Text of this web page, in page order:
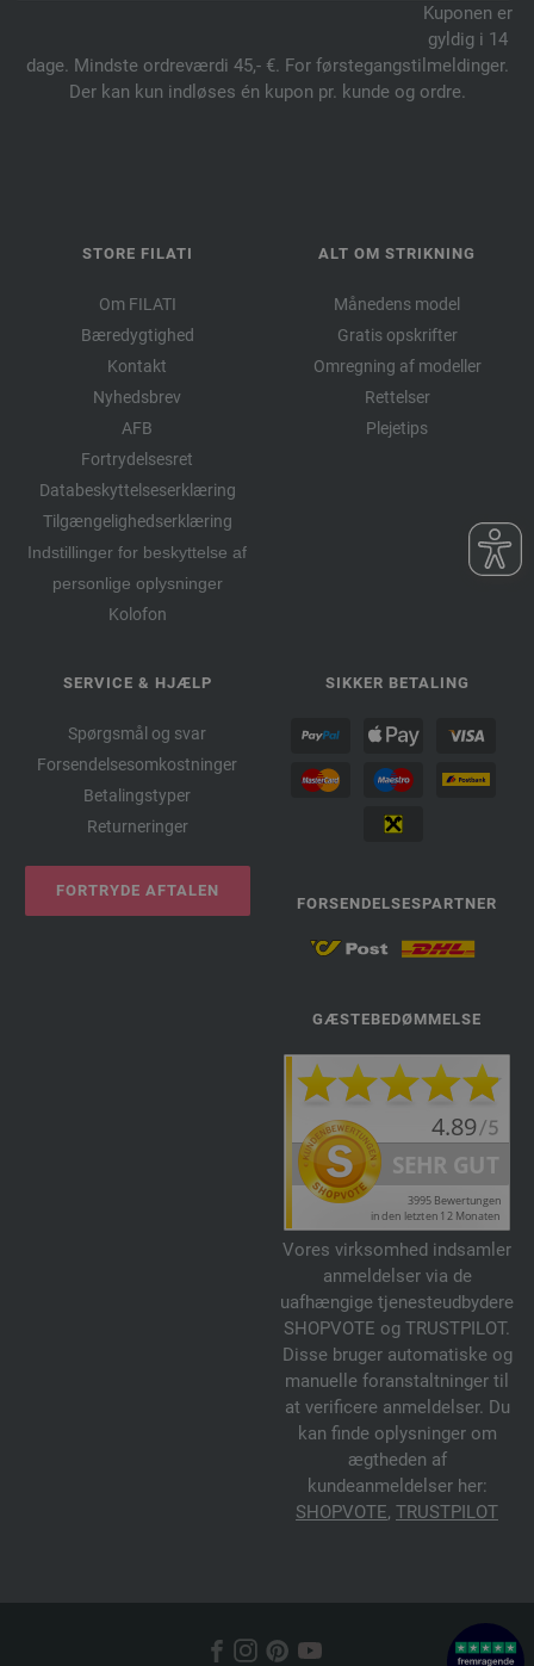
Kuponen er
gyldig i 14
dage. Mindste ordreværdi 45,- €. For førstegangstilmeldinger.
Der kan kun indløses én kupon pr. kunde og ordre.
STORE FILATI
Om FILATI
Bæredygtighed
Kontakt
Nyhedsbrev
AFB
Fortrydelsesret
Databeskyttelseserklæring
Tilgængelighedserklæring
Indstillinger for beskyttelse af
personlige oplysninger
Kolofon
ALT OM STRIKNING
Månedens model
Gratis opskrifter
Omregning af modeller
Rettelser
Plejetips
SERVICE & HJÆLP
Spørgsmål og svar
Forsendelsesomkostninger
Betalingstyper
Returneringer
FORTRYDE AFTALEN
SIKKER BETALING
FORSENDELSESPARTNER
GÆSTEBEDØMMELSE
Vores virksomhed indsamler
anmeldelser via de
uafhængige tjenesteudbydere
SHOPVOTE og TRUSTPILOT.
Disse bruger automatiske og
manuelle foranstaltninger til
at verificere anmeldelser. Du
kan finde oplysninger om
ægtheden af
kundeanmeldelser her:
SHOPVOTE, TRUSTPILOT